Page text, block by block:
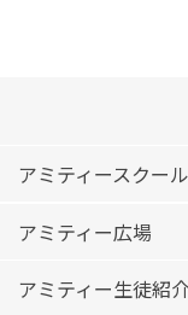
アミティースクー
アミティー広場
アミティー生徒紹